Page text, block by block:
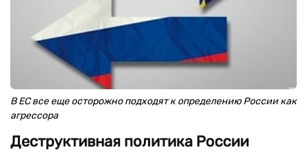
В ЕС все еще осторожно подходят к определению России как
агрессора
Деструктивная политика России